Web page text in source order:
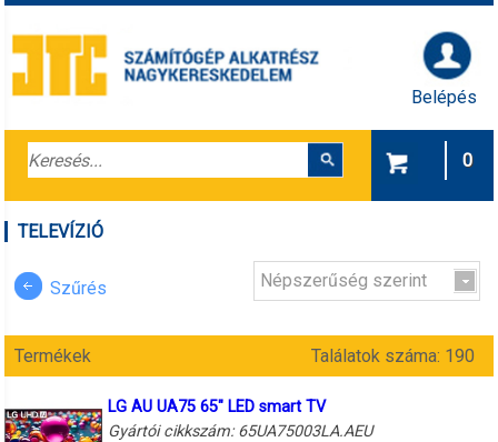
Belépés
0
TELEVÍZIÓ
Szűrés Népszerűség szerint
Termékek Találatok száma: 190
LG AU UA75 65" LED smart TV
Gyártói cikkszám: 65UA75003LA.AEU